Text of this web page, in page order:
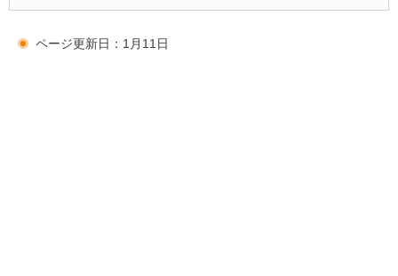
ページ更新日：1月11日